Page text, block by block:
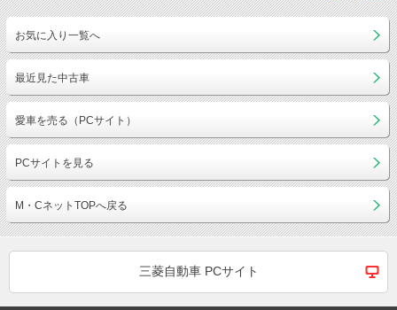
お気に入り一覧へ
最近見た中古車
愛車を売る（PCサイト）
PCサイトを見る
M・CネットTOPへ戻る
三菱自動車 PCサイト